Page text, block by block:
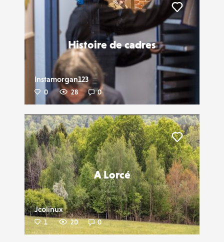
Histoire de cadres
Instamorgan123
0 28 0
A Lorcé
Jcolinux
1 20 0
Liker